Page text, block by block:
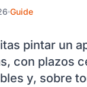
Guide
pintar un
con plazos
y, sobre